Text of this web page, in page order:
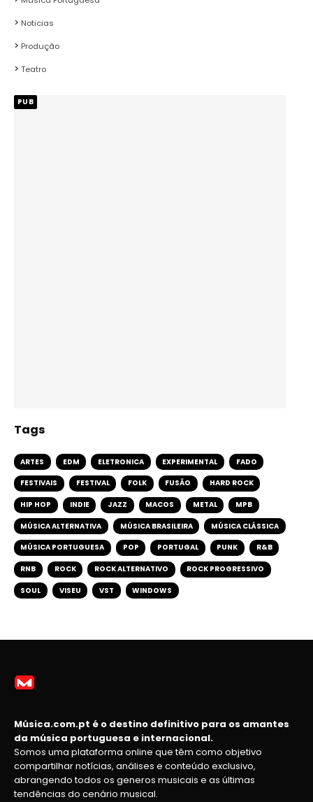
Noticias
Produção
Teatro
PUB
Tags
ARTES EDM ELETRONICA EXPERIMENTAL FADO
FESTIVAIS FESTIVAL FOLK FUSÃO HARD ROCK
HIP HOP INDIE JAZZ MACOS METAL MPB
MÚSICA ALTERNATIVA MÚSICA BRASILEIRA MÚSICA CLÁSSICA
MÚSICA PORTUGUESA POP PORTUGAL PUNK R&B
RNB ROCK ROCK ALTERNATIVO ROCK PROGRESSIVO
SOUL VISEU VST WINDOWS
Música.com.pt é o destino definitivo para os amantes
da música portuguesa e internacional.
Somos uma plataforma online que têm como objetivo
compartilhar notícias, análises e conteúdo exclusivo,
abrangendo todos os generos musicais e as últimas
tendências do cenário musical.